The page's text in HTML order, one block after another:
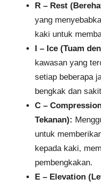
R – Rest
yang
kaki untuk
I – Ice (Tuam
kawasan yang
setiap beberapa
bengkak dan
C –
Tekanan):
untuk
kepada kaki,
pembengkakan.
E – Elevation